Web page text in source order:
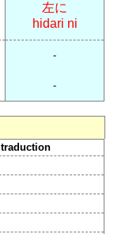
左に
hidari ni
-
-
traduction